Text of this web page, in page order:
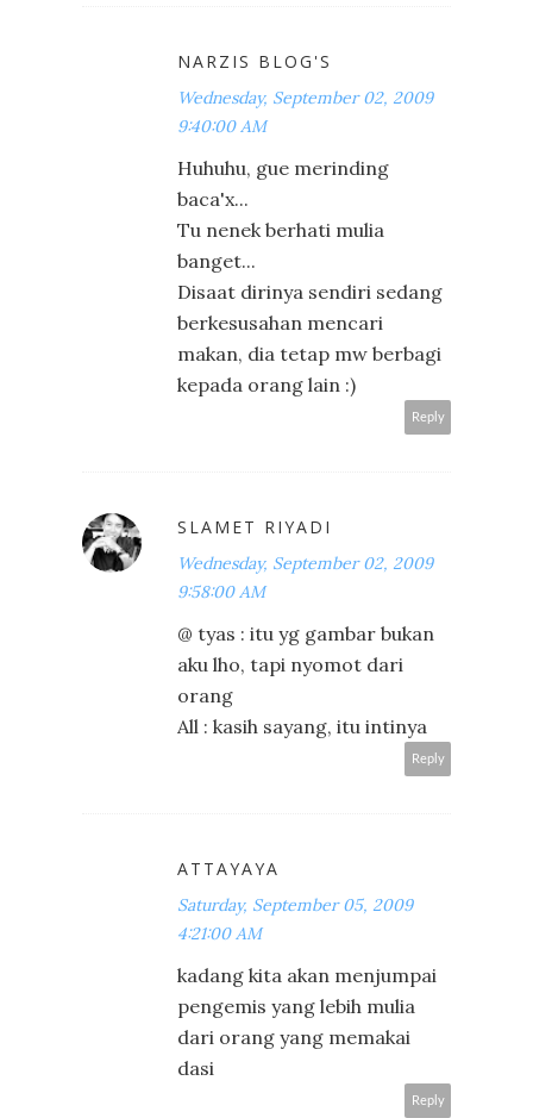
NARZIS BLOG'S
Wednesday, September 02, 2009
9:40:00 AM
Huhuhu, gue merinding
baca'x...
Tu nenek berhati mulia
banget...
Disaat dirinya sendiri sedang
berkesusahan mencari
makan, dia tetap mw berbagi
kepada orang lain :)
Reply
SLAMET RIYADI
Wednesday, September 02, 2009
9:58:00 AM
@ tyas : itu yg gambar bukan
aku lho, tapi nyomot dari
orang
All : kasih sayang, itu intinya
Reply
ATTAYAYA
Saturday, September 05, 2009
4:21:00 AM
kadang kita akan menjumpai
pengemis yang lebih mulia
dari orang yang memakai
dasi
Reply